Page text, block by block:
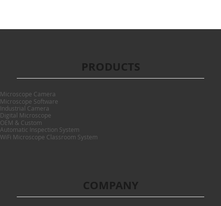
Microscope Camera
Microscope Software
Industrial Camera
Digital Microscope
OEM & Custom
Automatic Inspection System
WiFi Microscope Classroom System
PRODUCTS
COMPANY